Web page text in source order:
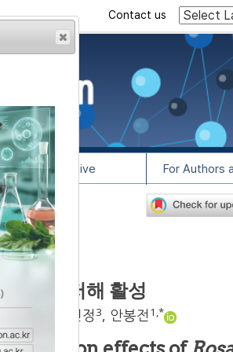
Contact us
Article Archive For Authors
노화 저해 활성
장민정 3, 안봉전 1 ,*